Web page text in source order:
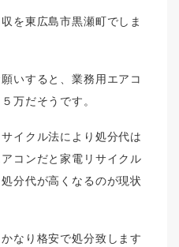
を東広島市黒瀬町でしま
いすると、業務用エアコ
万だそうです。
イクル法により処分代は
コンだと家電リサイクル
分代が高くなるのが現状
なり格安で処分致します